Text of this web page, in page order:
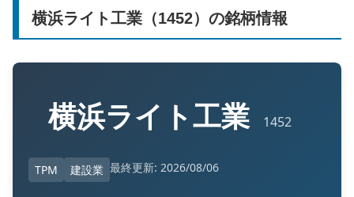
横浜ライト工業（1452）の銘柄情報
横浜ライト工業 1452
TPM 建設業 最終更新: 2026/08/06